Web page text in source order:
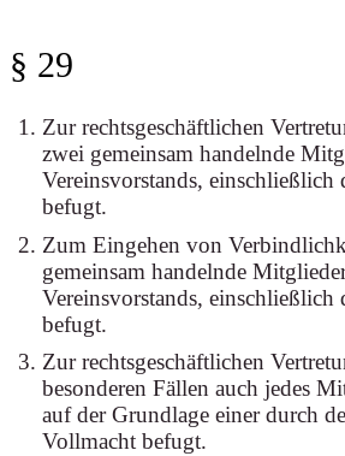
§ 29
Zur rechtsgeschäftlichen
zwei gemeinsam handelnde
Vereinsvorstands, einschließlich
befugt.
Zum Eingehen von
gemeinsam handelnde
Vereinsvorstands, einschließlich
befugt.
Zur rechtsgeschäftlichen
besonderen Fällen auch jedes
auf der Grundlage einer durch
Vollmacht befugt.